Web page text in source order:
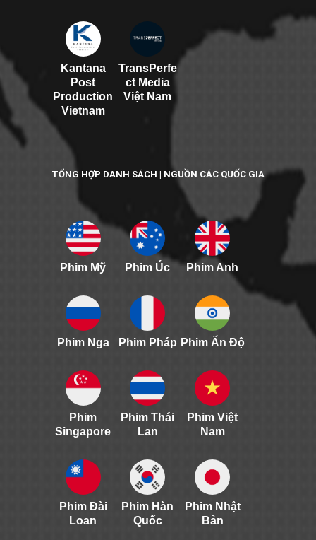
Kantana
Post
Production
Vietnam
TransPerfe
ct Media
Việt Nam
TỔNG HỢP DANH SÁCH | NGUỒN CÁC QUỐC GIA
Phim Mỹ Phim Úc Phim Anh
Phim Nga Phim Pháp Phim Ấn Độ
Phim
Singapore
Phim Thái
Lan
Phim Việt
Nam
Phim Đài
Loan
Phim Hàn
Quốc
Phim Nhật
Bản